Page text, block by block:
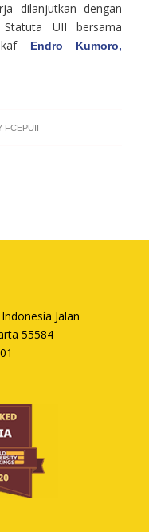
dilanjutkan dengan
UII bersama
Endro Kumoro,
FCEPUII
Jalan
55584